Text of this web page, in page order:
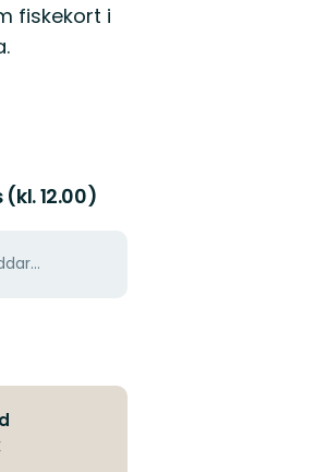
fiskekort i
12.00)